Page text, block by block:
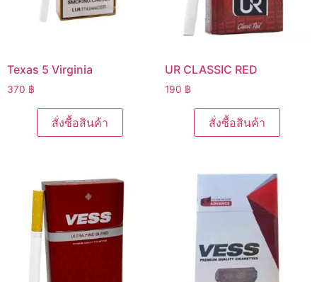
Texas 5 Virginia
370 ฿
สั่งซื้อสินค้า
UR CLASSIC RED
190 ฿
สั่งซื้อสินค้า